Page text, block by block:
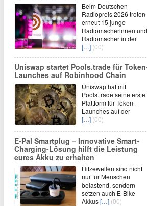
Beim Deutschen
Radiopreis 2026 treten
erneut 15 junge
Radiomacherinnen und
Radiomacher in der
[…] (00)
Uniswap startet Pools.trade für
Launches auf Robinhood Chain
Uniswap hat mit
Pools.trade seine erste
Plattform für Token-
Launches auf der
[…] (00)
E-Pal Smartplug – Innovative Smart-
Charging-Lösung hilft die Leistung
eures Akku zu erhalten
Hitzewellen sind nicht
nur für Menschen
belastend, sondern
setzen auch E-Bike-
Akkus[…] (00)